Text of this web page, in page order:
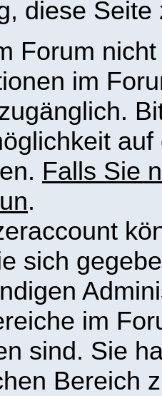
diese Seite
Forum
im
Falls Sie
.
sich
im
sind. Sie
Bereich